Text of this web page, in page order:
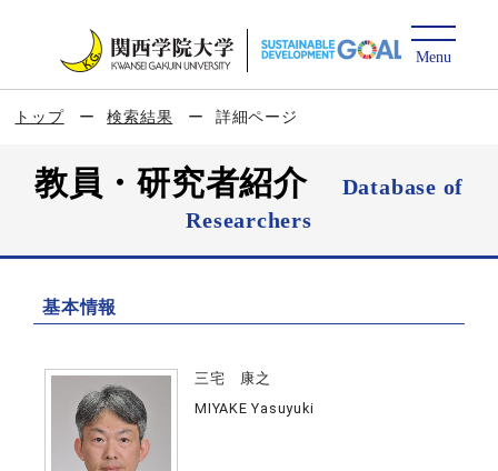
トップ 検索結果 詳細ページ
教員・研究者紹介
Database of
Researchers
基本情報
三宅 康之
MIYAKE Yasuyuki